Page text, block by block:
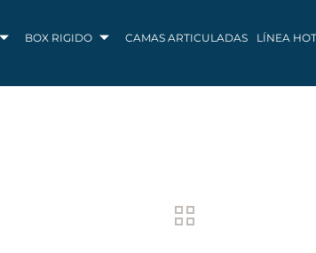
BOX RIGIDO CAMAS ARTICULADAS LÍNEA